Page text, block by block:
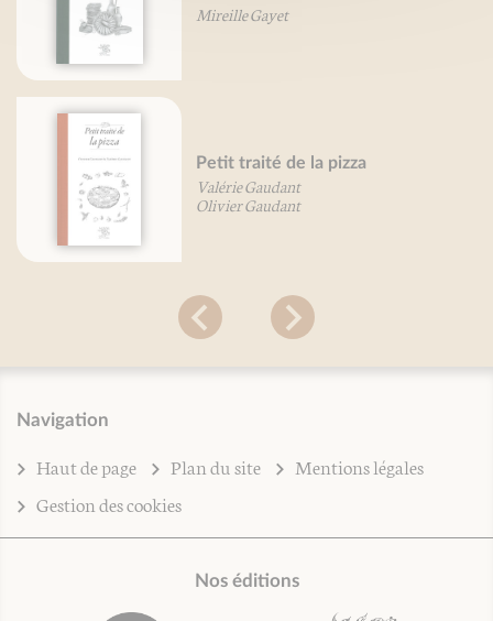
Mireille Gayet
Petit traité de la pizza
Valérie Gaudant
Olivier Gaudant
Navigation
Haut de page Plan du site
Mentions légales
Gestion des cookies
Nos éditions